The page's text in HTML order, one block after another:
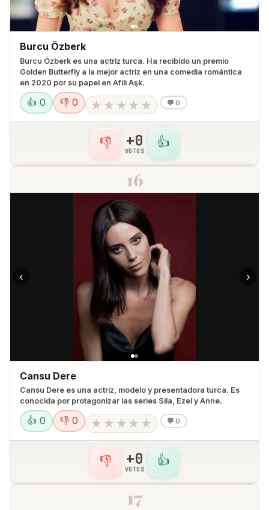
Burcu Özberk
Burcu Özberk es una actriz turca. Ha recibido un premio
Golden Butterfly a la mejor actriz en una comedia romántica
en 2020 por su papel en Afili Aşk.
👍 0 👎 0 ★ ★ ★ ★ ★ 💬 0
👍
+0
VOTOS
👎
16
‹ ›
Cansu Dere
Cansu Dere es una actriz, modelo y presentadora turca. Es
conocida por protagonizar las series Sila, Ezel y Anne.
👍 0 👎 0 ★ ★ ★ ★ ★ 💬 0
👍
+0
VOTOS
👎
17